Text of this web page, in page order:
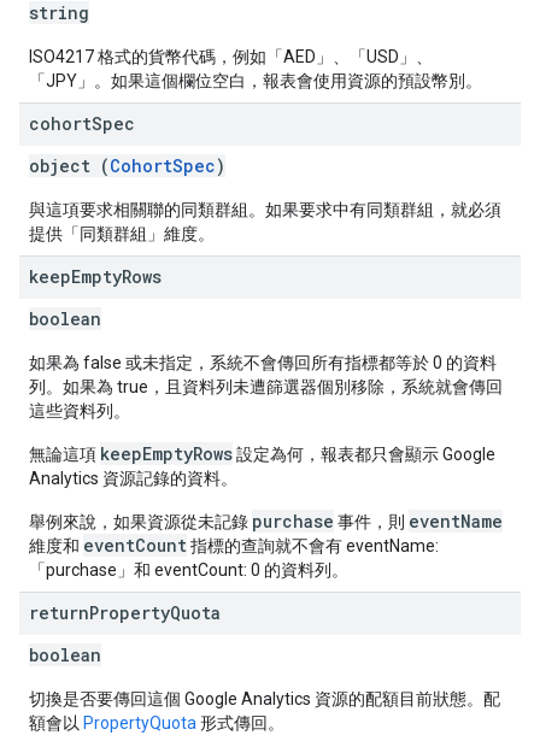
string
ISO4217 格式的貨幣代碼，例如「AED」、「USD」、
「JPY」。如果這個欄位空白，報表會使用資源的預設幣別。
cohortSpec
object (CohortSpec)
與這項要求相關聯的同類群組。如果要求中有同類群組，就必須
提供「同類群組」維度。
keepEmptyRows
boolean
如果為 false 或未指定，系統不會傳回所有指標都等於 0 的資料
列。如果為 true，且資料列未遭篩選器個別移除，系統就會傳回
這些資料列。
無論這項 keepEmptyRows設定為何，報表都只會顯示 Google
Analytics 資源記錄的資料。
舉例來說，如果資源從未記錄 purchase 事件，則 eventName
維度和 eventCount指標的查詢就不會有 eventName:
「purchase」和 eventCount: 0 的資料列。
returnPropertyQuota
boolean
切換是否要傳回這個 Google Analytics 資源的配額目前狀態。配
額會以 PropertyQuota 形式傳回。